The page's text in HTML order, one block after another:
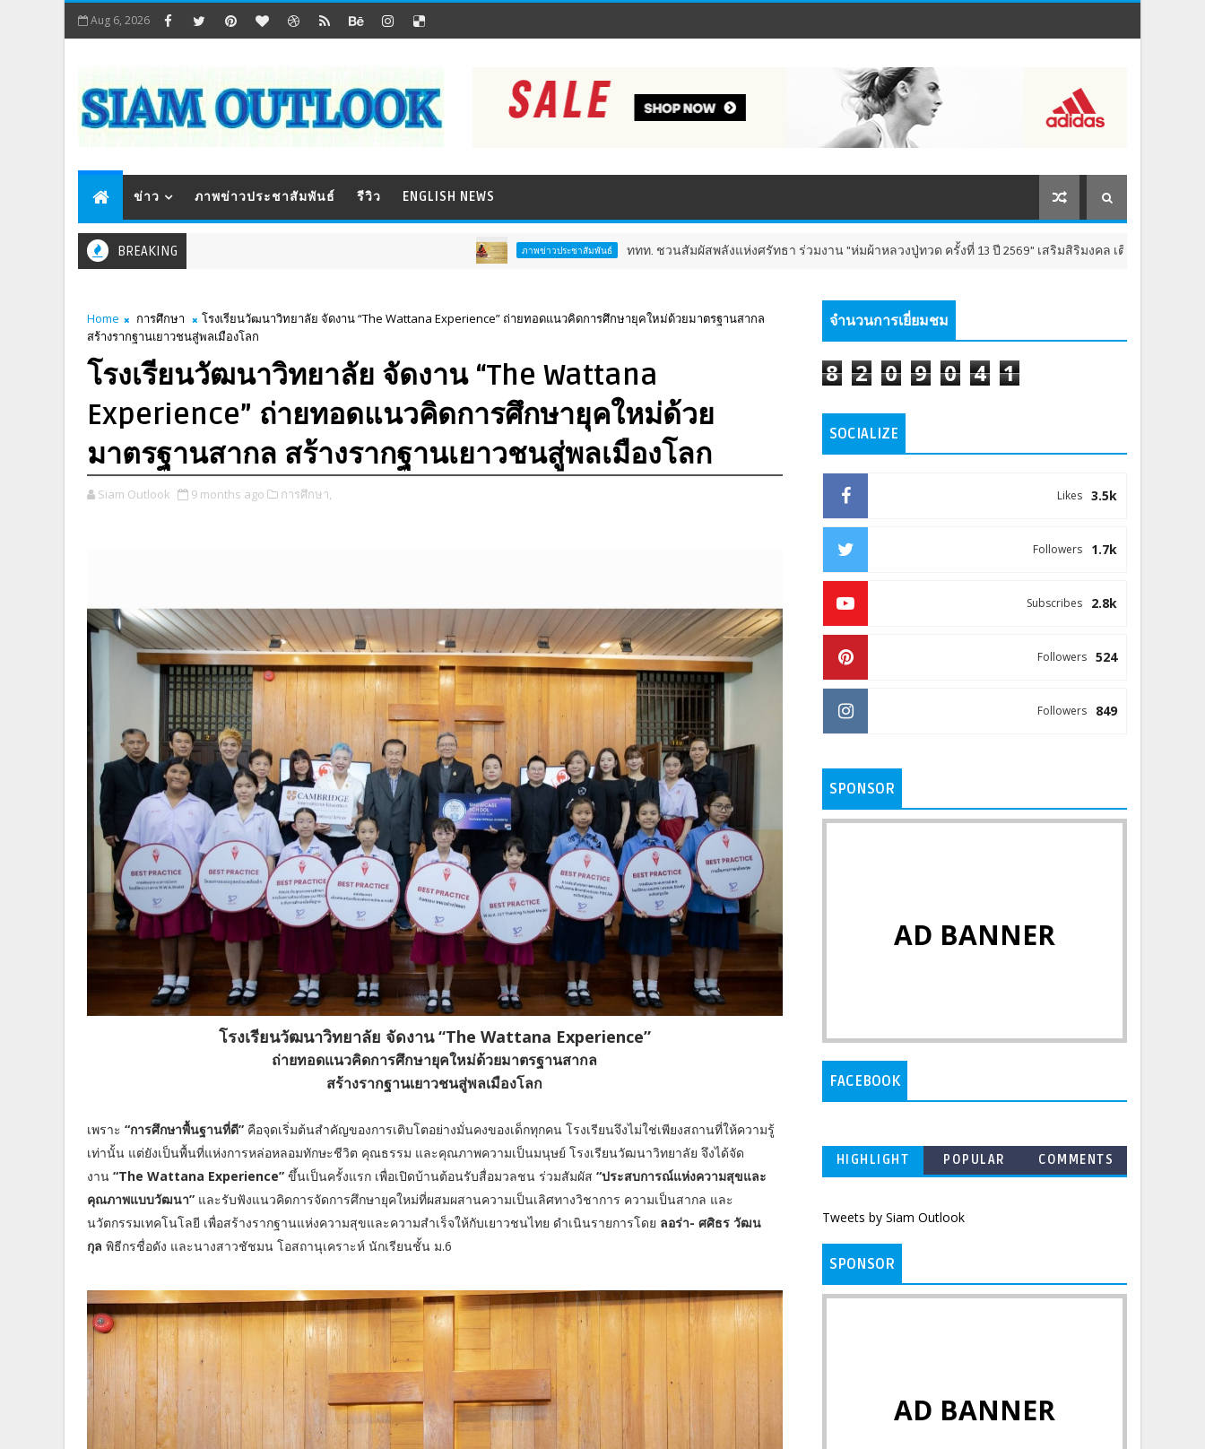
Aug 6, 2026
ข่าว ภาพข่าวประชาสัมพันธ์ รีวิว ENGLISH NEWS
BREAKING ภาพข่าวประชาสัมพันธ์ ททท. ชวนสัมผัสพลังแห่งศรัทธา ร่วมงาน "ห่มผ้าหลวงปู่ทวด ครั้งที่ 13 ปี 2569" เสริมสิริมงคล เติมพลังใจ 8-9 สิงหาคม นี้ ณ วั
Home การศึกษา
โรงเรียนวัฒนาวิทยาลัย จัดงาน “The Wattana Experience” ถ่ายทอดแนวคิดการศึกษายุคใหม่ด้วยมาตรฐานสากล
สร้างรากฐานเยาวชนสู่พลเมืองโลก
โรงเรียนวัฒนาวิทยาลัย จัดงาน “The Wattana
Experience” ถ่ายทอดแนวคิดการศึกษายุคใหม่ด้วย
มาตรฐานสากล สร้างรากฐานเยาวชนสู่พลเมืองโลก
Siam Outlook 9 months ago การศึกษา,
โรงเรียนวัฒนาวิทยาลัย จัดงาน “The Wattana Experience”
ถ่ายทอดแนวคิดการศึกษายุคใหม่ด้วยมาตรฐานสากล
สร้างรากฐานเยาวชนสู่พลเมืองโลก
เพราะ “การศึกษาพื้นฐานที่ดี” คือจุดเริ่มต้นสำคัญของการเติบโตอย่างมั่นคงของเด็กทุกคน โรงเรียนจึงไม่ใช่เพียงสถานที่ให้ความรู้
เท่านั้น แต่ยังเป็นพื้นที่แห่งการหล่อหลอมทักษะชีวิต คุณธรรม และคุณภาพความเป็นมนุษย์ โรงเรียนวัฒนาวิทยาลัย จึงได้จัด
งาน “The Wattana Experience” ขึ้นเป็นครั้งแรก เพื่อเปิดบ้านต้อนรับสื่อมวลชน ร่วมสัมผัส “ประสบการณ์แห่งความสุขและ
คุณภาพแบบวัฒนา” และรับฟังแนวคิดการจัดการศึกษายุคใหม่ที่ผสมผสานความเป็นเลิศทางวิชาการ ความเป็นสากล และ
นวัตกรรมเทคโนโลยี เพื่อสร้างรากฐานแห่งความสุขและความสำเร็จให้กับเยาวชนไทย ดำเนินรายการโดย ลอร่า- ศศิธร วัฒน
กุล พิธีกรชื่อดัง และนางสาวชัชมน โอสถานุเคราะห์ นักเรียนชั้น ม.6
จำนวนการเยี่ยมชม
8 2 0 9 0 4 1
SOCIALIZE
3.5k
Likes
1.7k
Followers
2.8k
Subscribes
524
Followers
849
Followers
SPONSOR
AD BANNER
FACEBOOK
HIGHLIGHT POPULAR COMMENTS
Tweets by Siam Outlook
SPONSOR
AD BANNER